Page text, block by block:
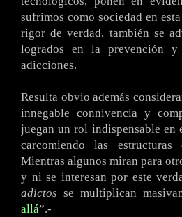
sufrimos como sociedad en
rigor de verdad, también se
logrados en la prevención y
adicciones.
Resulta obvio además
innegable connivencia y
juegan un rol indispensable en
carcomiendo las
Mientras algunos miran para
y ni se interesan por este
adictos se multiplican
allá”.-